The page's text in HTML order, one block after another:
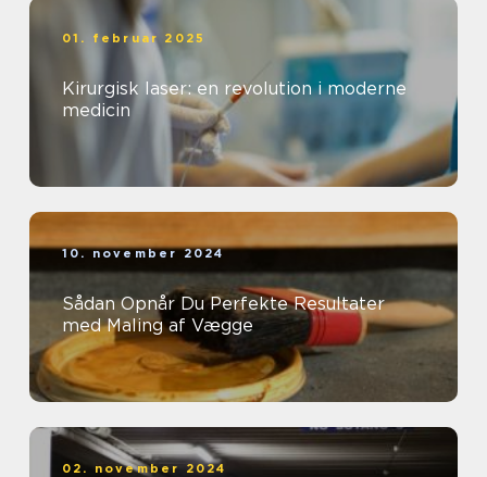
01. februar 2025
Kirurgisk laser: en revolution i moderne
medicin
10. november 2024
Sådan Opnår Du Perfekte Resultater
med Maling af Vægge
02. november 2024